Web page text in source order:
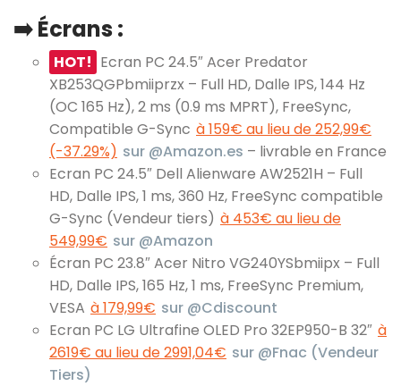
➡️Écrans :
HOT! Ecran PC 24.5″ Acer Predator
XB253QGPbmiiprzx – Full HD, Dalle IPS, 144 Hz
(OC 165 Hz), 2 ms (0.9 ms MPRT), FreeSync,
Compatible G-Sync à 159€ au lieu de 252,99€
(-37.29%) sur @Amazon.es – livrable en France
Ecran PC 24.5″ Dell Alienware AW2521H – Full
HD, Dalle IPS, 1 ms, 360 Hz, FreeSync compatible
G-Sync (Vendeur tiers) à 453€ au lieu de
549,99€ sur @Amazon
Écran PC 23.8″ Acer Nitro VG240YSbmiipx – Full
HD, Dalle IPS, 165 Hz, 1 ms, FreeSync Premium,
VESA à 179,99€ sur @Cdiscount
Ecran PC LG Ultrafine OLED Pro 32EP950-B 32″ à
2619€ au lieu de 2991,04€ sur @Fnac (Vendeur
Tiers)